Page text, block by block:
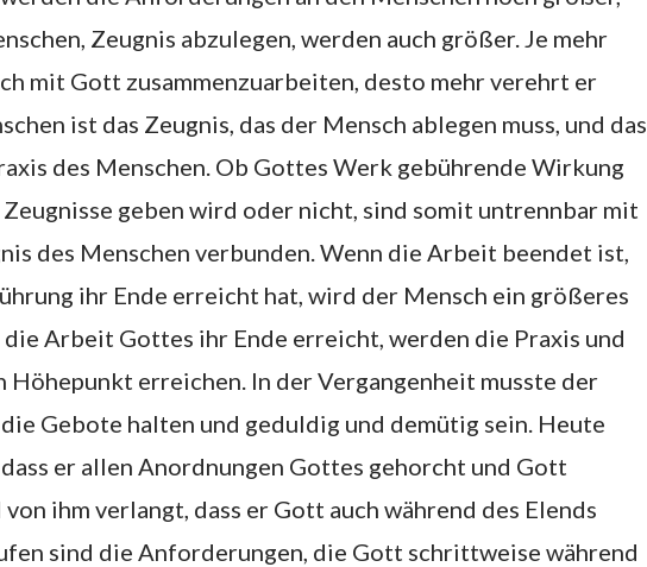
Zeugnis abzulegen, werden auch größer. Je mehr
mit Gott zusammenzuarbeiten, desto mehr verehrt er
ist das Zeugnis, das der Mensch ablegen muss, und das
des Menschen. Ob Gottes Werk gebührende Wirkung
geben wird oder nicht, sind somit untrennbar mit
des Menschen verbunden. Wenn die Arbeit beendet ist,
ihr Ende erreicht hat, wird der Mensch ein größeres
die Arbeit Gottes ihr Ende erreicht, werden die Praxis und
erreichen. In der Vergangenheit musste der
Gebote halten und geduldig und demütig sein. Heute
er allen Anordnungen Gottes gehorcht und Gott
ihm verlangt, dass er Gott auch während des Elends
sind die Anforderungen, die Gott schrittweise während